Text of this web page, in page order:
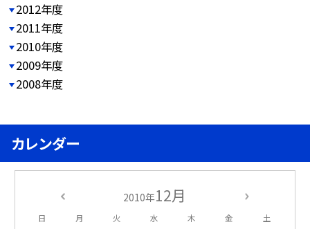
2012年度
2011年度
2010年度
2009年度
2008年度
カレンダー
2010年12月
日 月 火 水 木 金 土